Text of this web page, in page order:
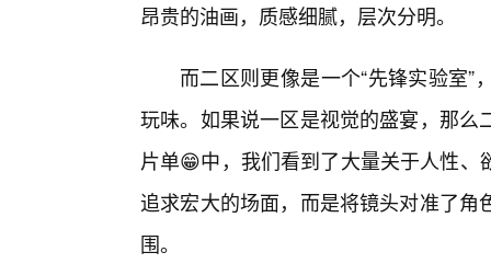
昂贵的油画，质感细腻，层次分明。
而二区则更像是一个“先锋实验室
玩味。如果说一区是视觉的盛宴，那
片单😁中，我们看到了大量关于人性
追求宏大的场面，而是将镜头对准了
围。